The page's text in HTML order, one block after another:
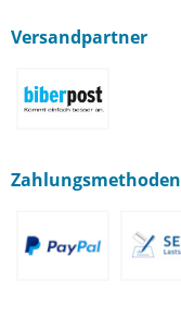
Versandpartner
Zahlungsmethoden